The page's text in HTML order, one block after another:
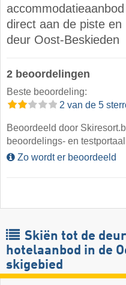
direct aan de piste
deur Oost-Beskieden
2 beoordelingen
Beste beoordeling:
2 van de 5
Beoordeeld door
beoordelings- en
Zo wordt er beoordeeld
Skiën tot de
hotelaanbod in de
skigebied